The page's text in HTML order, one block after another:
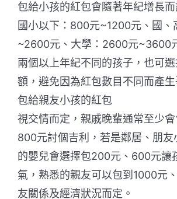
包給小孩的紅包會隨著年紀增長而
國小以下：800元~1200元、國、
~2600元、大學：2600元~3600
兩個以上年紀不同的孩子，也可
額，避免因為紅包數目不同而產生
包給親友小孩的紅包
視交情而定，親戚晚輩通常至少會
800元討個吉利，若是鄰居、朋友
的嬰兒會選擇包200元、600元讓
氣，熟悉的親友可以包到1000元
友關係及經濟狀況而定。